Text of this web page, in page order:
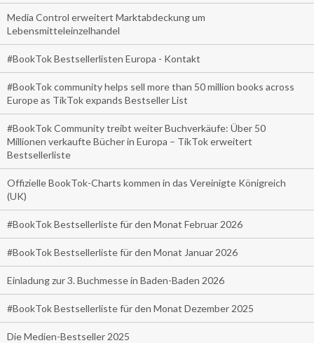
Media Control erweitert Marktabdeckung um
Lebensmitteleinzelhandel
#BookTok Bestsellerlisten Europa - Kontakt
#BookTok community helps sell more than 50 million books across
Europe as TikTok expands Bestseller List
#BookTok Community treibt weiter Buchverkäufe: Über 50
Millionen verkaufte Bücher in Europa – TikTok erweitert
Bestsellerliste
Offizielle BookTok-Charts kommen in das Vereinigte Königreich
(UK)
#BookTok Bestsellerliste für den Monat Februar 2026
#BookTok Bestsellerliste für den Monat Januar 2026
Einladung zur 3. Buchmesse in Baden-Baden 2026
#BookTok Bestsellerliste für den Monat Dezember 2025
Die Medien-Bestseller 2025